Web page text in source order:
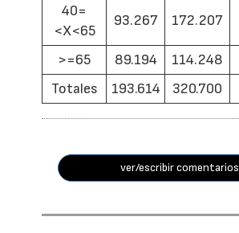
40=
<X<65
93.267 172.207
>=65 89.194 114.248
Totales
193.614 320.700
ver/escribir comentarios